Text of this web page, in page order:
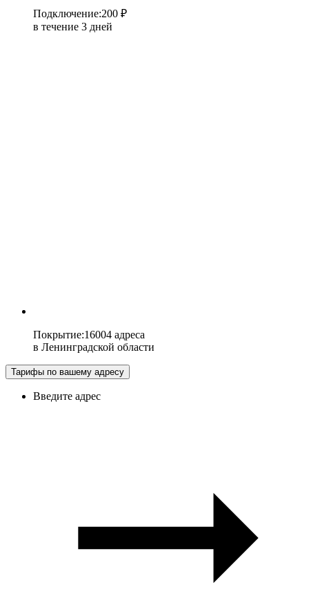
Подключение:200 ₽
в течение 3 дней
Покрытие:16004 адреса
в Ленинградской области
Тарифы по вашему адресу
Введите адрес